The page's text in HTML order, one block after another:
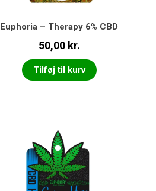
Euphoria – Therapy 6% CBD
50,00 kr.
Tilføj til kurv